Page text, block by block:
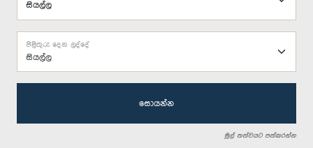
සියල්ල
පිළිතුරු දෙන ලද්දේ
සොයන්න
මුල් තත්වයට පත්කරන්න